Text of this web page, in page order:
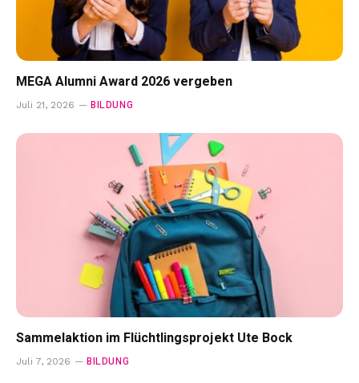
MEGA Alumni Award 2026 vergeben
Juli 21, 2026 BILDUNG
Sammelaktion im Flüchtlingsprojekt Ute Bock
Juli 7, 2026 BILDUNG